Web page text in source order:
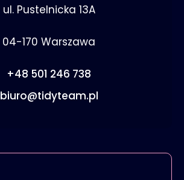
ul. Pustelnicka 13A
04-170 Warszawa
+48 501 246 738
biuro@tidyteam.pl